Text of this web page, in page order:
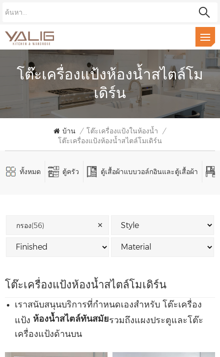
โต๊ะเครื่องแป้งห้องน้ำสไตล์โม
เดิร์น
บ้าน / โต๊ะเครื่องแป้งในห้องน้ำ /
โต๊ะเครื่องแป้งห้องน้ำสไตล์โมเดิร์น
ทั้งหมด ตู้ครัว ตู้เสื้อผ้าแบบวอล์กอินและตู้เสื้อผ้า
กรอง(56) ✕
โต๊ะเครื่องแป้งห้องน้ำสไตล์โมเดิร์น
เราสนับสนุนบริการที่กำหนดเองสำหรับ โต๊ะเครื่อง
แป้ง ห้องน้ำสไตล์ทันสมัย​​รวมถึงแผงประตูและโต๊ะ
เครื่องแป้งด้านบน